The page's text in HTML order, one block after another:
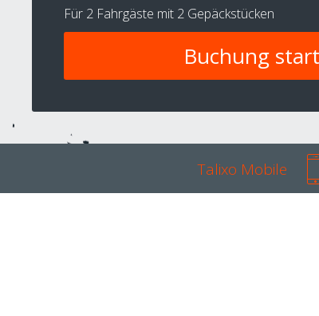
Für 2 Fahrgäste mit 2 Gepäckstücken
Talixo Mobile